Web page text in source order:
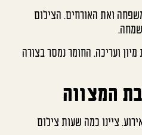
ואת האורחים. הצילום
ועריכה. החומר נמסר בצורה
המצווה
ציינו כמה שעות צילום